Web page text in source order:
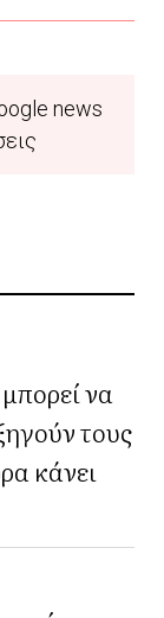
news
να
τους
κάνει